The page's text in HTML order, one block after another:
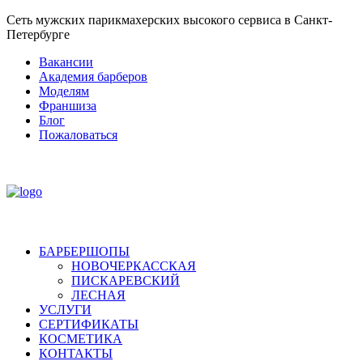
Сеть мужских парикмахерских высокого сервиса в Санкт-
Петербурге
Вакансии
Академия барберов
Моделям
Франшиза
Блог
Пожаловаться
БАРБЕРШОПЫ
НОВОЧЕРКАССКАЯ
ПИСКАРЕВСКИЙ
ЛЕСНАЯ
УСЛУГИ
СЕРТИФИКАТЫ
КОСМЕТИКА
КОНТАКТЫ